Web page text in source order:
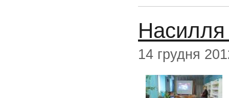
Насилля
14 грудня